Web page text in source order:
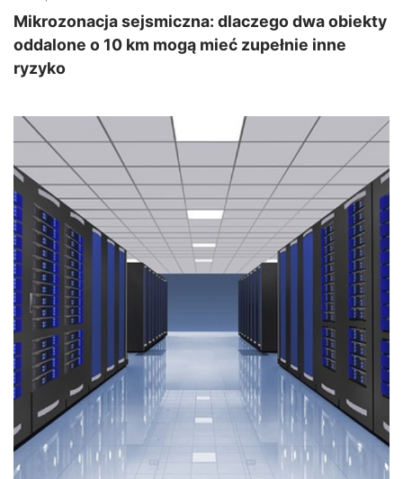
Mikrozonacja sejsmiczna: dlaczego dwa obiekty
oddalone o 10 km mogą mieć zupełnie inne
ryzyko